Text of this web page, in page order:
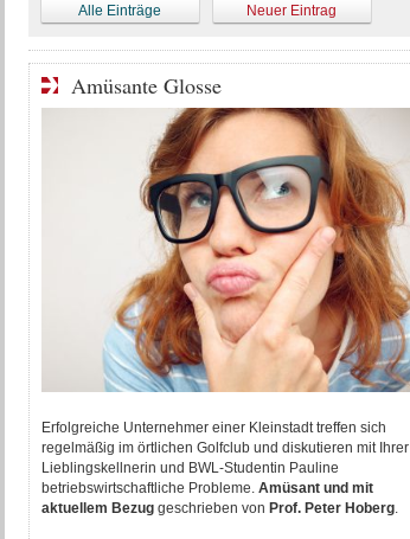
Alle Einträge Neuer Eintrag
Amüsante Glosse
Erfolgreiche Unternehmer einer Kleinstadt treffen sich
regelmäßig im örtlichen Golfclub und diskutieren mit Ihrer
Lieblingskellnerin und BWL-Studentin Pauline
betriebswirtschaftliche Probleme. Amüsant und mit
aktuellem Bezuggeschrieben von Prof. Peter Hoberg.